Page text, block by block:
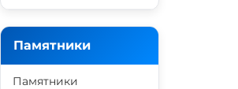
Памятники
Памятники